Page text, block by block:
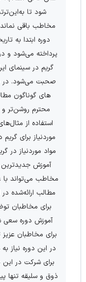
شود تا
مخاطب باقی
دوره ابتدا به
پرداخته می­‌شود و
گریم در سینمای
صحبت می‌­شود. در
های گوناگون
محترم روشن­‌تر و
استفاده از
موردنیاز برای
مواد موردنیاز در
آموزش
مخاطب می­‌تواند با
مطالب ارائه‌شده
برای مخاطبان
آموزش دوره
برای مخاطبان
در این دوره نیاز
برای شرکت در این
ذوق و سلیقه تنها